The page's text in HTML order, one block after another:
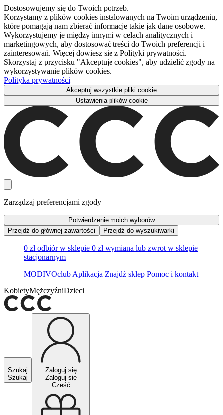
Dostosowujemy się do Twoich potrzeb.
Korzystamy z plików cookies instalowanych na Twoim urządzeniu,
które pomagają nam zbierać informacje takie jak dane osobowe.
Wykorzystujemy je między innymi w celach analitycznych i
marketingowych, aby dostosować treści do Twoich preferencji i
zainteresowań. Więcej dowiesz się z Polityki prywatności.
Skorzystaj z przycisku "Akceptuje cookies", aby udzielić zgody na
wykorzystywanie plików cookies.
Polityka prywatności
Akceptuj wszystkie pliki cookie
Ustawienia plików cookie
Zarządzaj preferencjami zgody
Potwierdzenie moich wyborów
Przejdź do głównej zawartości
Przejdź do wyszukiwarki
0 zł odbiór w sklepie 0 zł wymiana lub zwrot w sklepie
stacjonarnym
MODIVOclub Aplikacja Znajdź sklep Pomoc i kontakt
KobietyMężczyźniDzieci
Szukaj
Szukaj
Zaloguj się
Zaloguj się
Cześć